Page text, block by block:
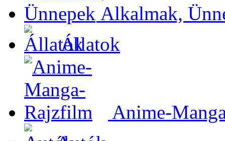
Alkalmak,
Állatok
Anime-